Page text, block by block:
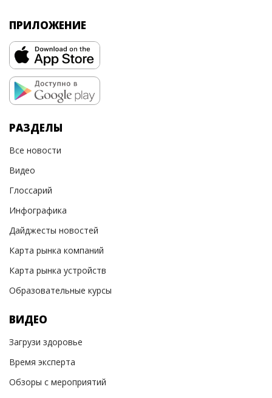
ПРИЛОЖЕНИЕ
РАЗДЕЛЫ
Все новости
Видео
Глоссарий
Инфографика
Дайджесты новостей
Карта рынка компаний
Карта рынка устройств
Образовательные курсы
ВИДЕО
Загрузи здоровье
Время эксперта
Обзоры с мероприятий